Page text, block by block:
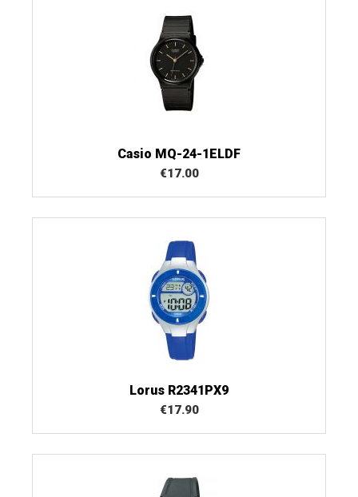
Casio MQ-24-1ELDF
€17.00
Lorus R2341PX9
€17.90